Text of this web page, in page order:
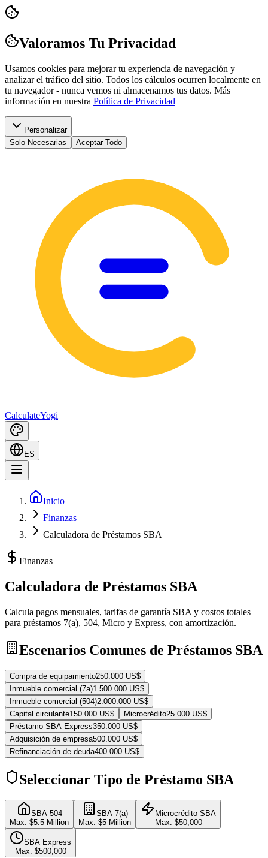
Valoramos Tu Privacidad
Usamos cookies para mejorar tu experiencia de navegación y
analizar el tráfico del sitio. Todos los cálculos ocurren localmente en
tu navegador - nunca vemos ni almacenamos tus datos. Más
información en nuestra Política de Privacidad
Personalizar
Solo Necesarias
Aceptar Todo
CalculateYogi
ES
Inicio
Finanzas
Calculadora de Préstamos SBA
Finanzas
Calculadora de Préstamos SBA
Calcula pagos mensuales, tarifas de garantía SBA y costos totales
para préstamos 7(a), 504, Micro y Express, con amortización.
Escenarios Comunes de Préstamos SBA
Compra de equipamiento250.000 US$
Inmueble comercial (7a)1.500.000 US$
Inmueble comercial (504)2.000.000 US$
Capital circulante150.000 US$ Microcrédito25.000 US$
Préstamo SBA Express350.000 US$
Adquisición de empresa500.000 US$
Refinanciación de deuda400.000 US$
Seleccionar Tipo de Préstamo SBA
SBA 504
Max: $5.5 Million
SBA 7(a)
Max: $5 Million
Microcrédito SBA
Max: $50,000
SBA Express
Max: $500,000